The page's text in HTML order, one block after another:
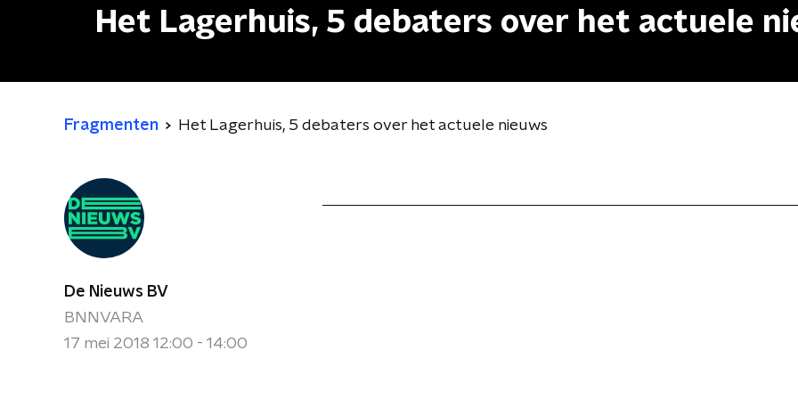
Het Lagerhuis, 5 debaters over het actuele
Fragmenten Het Lagerhuis, 5 debaters over het actuele nieuws
De Nieuws BV
BNNVARA
17 mei 2018 12:00 - 14:00